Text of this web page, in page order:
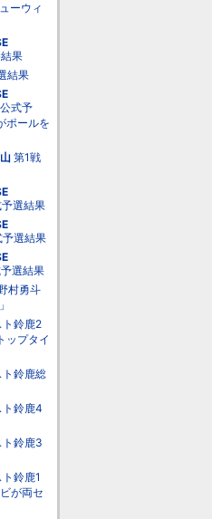
ーウィ
果
結果
式予
ポールを
第1戦
選結果
選結果
選結果
村勇斗
ト鈴鹿2
ップタイ
ト鈴鹿総
ト鈴鹿4
ト鈴鹿3
鈴鹿1
が両セ